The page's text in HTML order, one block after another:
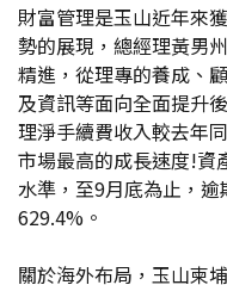
財富管理是玉山近年來
勢的展現，總經理黃男
精進，從理專的養成、
及資訊等面向全面提升
理淨手續費收入較去年
市場最高的成長速度!資
水準，至9月底為止，
629.4%。
關於海外布局，玉山柬